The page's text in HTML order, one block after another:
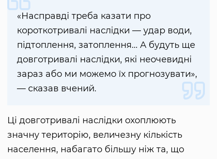
«Насправді треба казати про
короткотривалі наслідки — удар води,
підтоплення, затоплення... А будуть ще
довготривалі наслідки, які неочевидні
зараз або ми можемо їх прогнозувати»,
— сказав вчений.
Ці довготривалі наслідки охоплюють
значну територію, величезну кількість
населення, набагато більшу ніж та, що